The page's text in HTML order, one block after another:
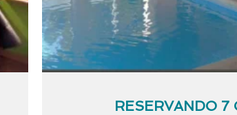
RESERVANDO 7